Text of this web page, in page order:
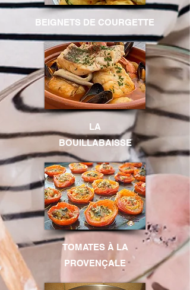
BEIGNETS DE COURGETTE
LA
BOUILLABAISSE
TOMATES À LA
PROVENÇALE